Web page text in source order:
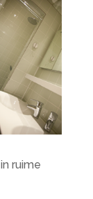
ruime